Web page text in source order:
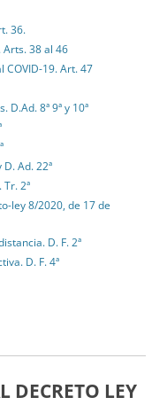
36.
Arts. 38 al 46
COVID-19. Art. 47
8ª 9ª y 10ª
Ad. 22ª
2ª
ley 8/2020, de 17 de
D. F. 2ª
D. F. 4ª
DECRETO LEY